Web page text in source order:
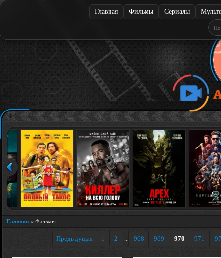
Главная Фильмы Сериалы
Главная » Фильмы
Предыдущая 1 2 ... 968 969 970 971